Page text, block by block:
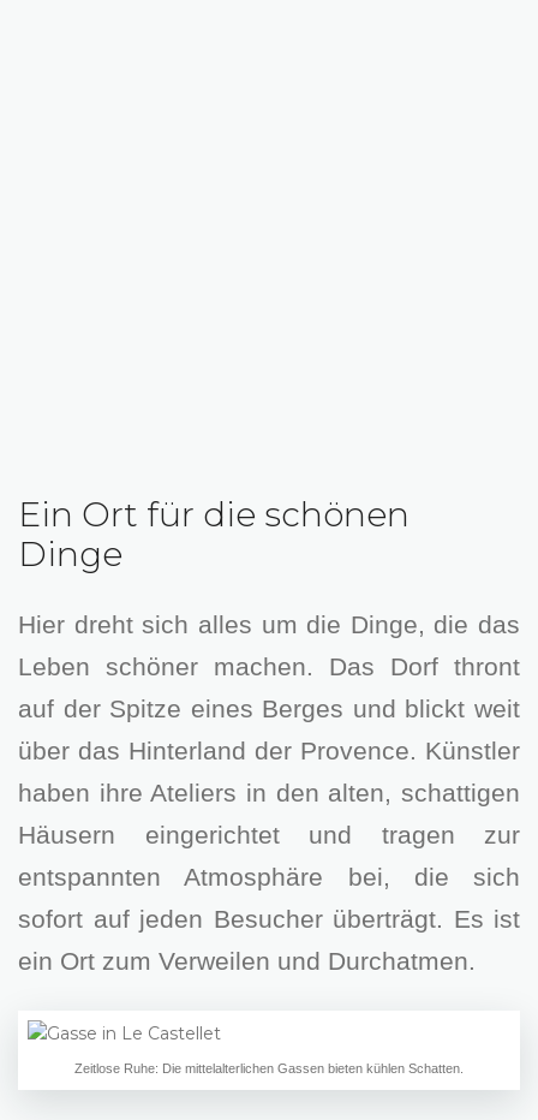
Ein Ort für die schönen
Dinge
Hier dreht sich alles um die Dinge, die das
Leben schöner machen. Das Dorf thront
auf der Spitze eines Berges und blickt weit
über das Hinterland der Provence. Künstler
haben ihre Ateliers in den alten, schattigen
Häusern eingerichtet und tragen zur
entspannten Atmosphäre bei, die sich
sofort auf jeden Besucher überträgt. Es ist
ein Ort zum Verweilen und Durchatmen.
Zeitlose Ruhe: Die mittelalterlichen Gassen bieten kühlen Schatten.